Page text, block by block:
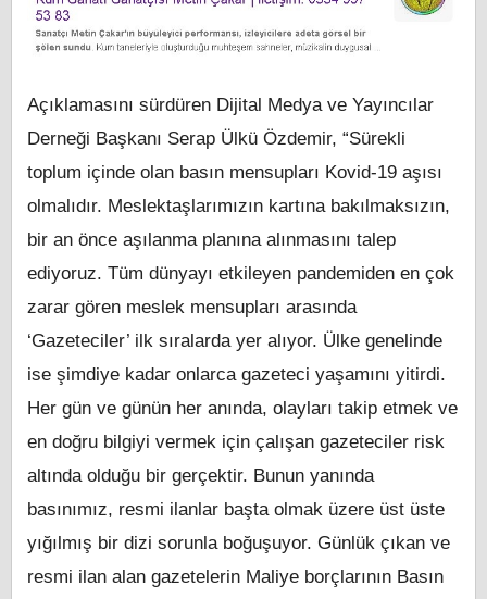
Açıklamasını sürdüren Dijital Medya ve Yayıncılar
Derneği Başkanı Serap Ülkü Özdemir, “Sürekli
toplum içinde olan basın mensupları Kovid-19 aşısı
olmalıdır. Meslektaşlarımızın kartına bakılmaksızın,
bir an önce aşılanma planına alınmasını talep
ediyoruz. Tüm dünyayı etkileyen pandemiden en çok
zarar gören meslek mensupları arasında
‘Gazeteciler’ ilk sıralarda yer alıyor. Ülke genelinde
ise şimdiye kadar onlarca gazeteci yaşamını yitirdi.
Her gün ve günün her anında, olayları takip etmek ve
en doğru bilgiyi vermek için çalışan gazeteciler risk
altında olduğu bir gerçektir. Bunun yanında
basınımız, resmi ilanlar başta olmak üzere üst üste
yığılmış bir dizi sorunla boğuşuyor. Günlük çıkan ve
resmi ilan alan gazetelerin Maliye borçlarının Basın